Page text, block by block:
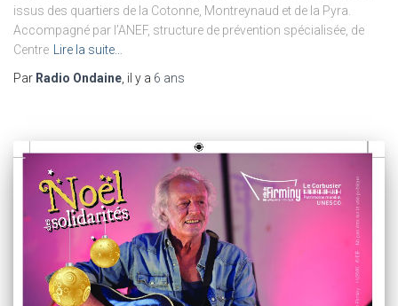
issus des quartiers de la Cotonne, Montreynaud et de la Pyra.
Accompagné par l’ANEF, structure de prévention spécialisée, de
Centre
Lire la suite…
Par Radio Ondaine , il y a 6 ans